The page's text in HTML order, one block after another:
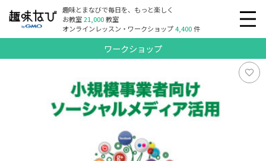
趣味とまなびで毎日を、もっと楽しく
お教室21,000教室
オンラインレッスン・ワークショップ4,400件
ワークショップ